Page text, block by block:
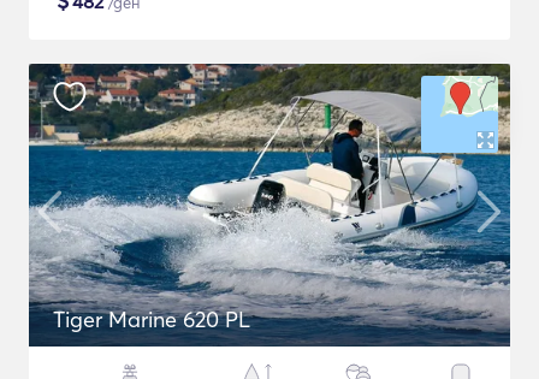
Tiger Marine 620 PL